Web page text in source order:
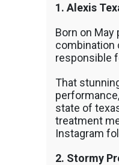
1. Alexis
Born on May
combination
responsible
That
state of
treatment
Instagram
2. Stormy